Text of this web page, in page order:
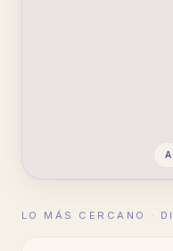
LO MÁS CERCANO ·